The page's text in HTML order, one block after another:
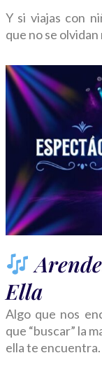
Y si viajas con
que no se olvidan
Ella
Algo que nos
que “buscar” la
ella te encuentra.